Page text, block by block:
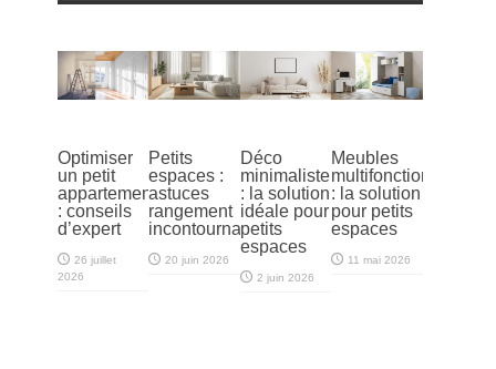
Optimiser
un petit
appartement
: conseils
d’expert
26 juillet
2026
Petits
espaces :
astuces
rangement
incontournables
20 juin 2026
Déco
minimaliste
: la solution
idéale pour
petits
espaces
2 juin 2026
Meubles
multifonctions
: la solution
pour petits
espaces
11 mai 2026